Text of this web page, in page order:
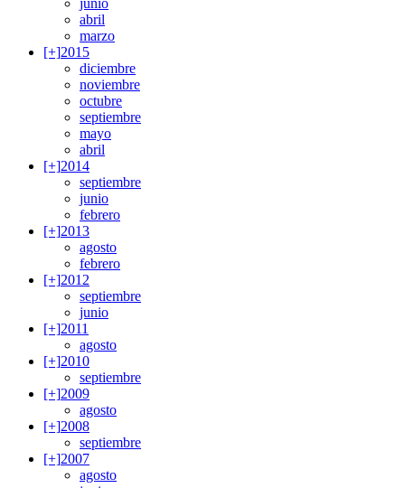
junio
abril
marzo
[+]2015
diciembre
noviembre
octubre
septiembre
mayo
abril
[+]2014
septiembre
junio
febrero
[+]2013
agosto
febrero
[+]2012
septiembre
junio
[+]2011
agosto
[+]2010
septiembre
[+]2009
agosto
[+]2008
septiembre
[+]2007
agosto